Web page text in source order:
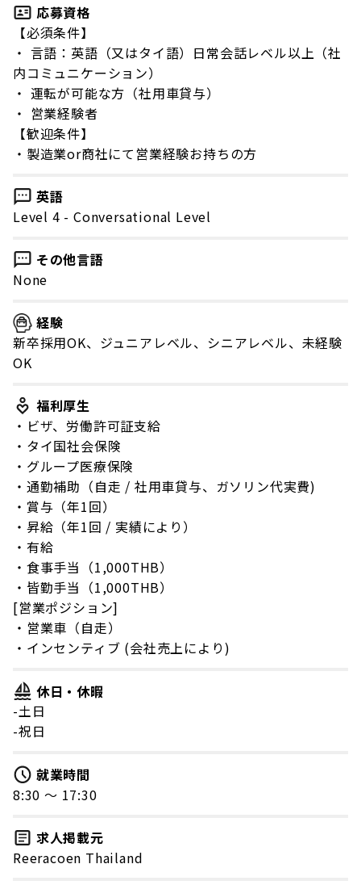
応募資格
【必須条件】
・ 言語：英語（又はタイ語）日常会話レベル以上（社
内コミュニケーション）
・ 運転が可能な方（社用車貸与）
・ 営業経験者
【歓迎条件】
・製造業or商社にて営業経験お持ちの方
英語
Level 4 - Conversational Level
その他言語
None
経験
新卒採用OK、ジュニアレベル、シニアレベル、未経験
OK
福利厚生
・ビザ、労働許可証支給
・タイ国社会保険
・グループ医療保険
・通勤補助（自走 / 社用車貸与、ガソリン代実費)
・賞与（年1回）
・昇給（年1回 / 実績により）
・有給
・食事手当（1,000THB）
・皆勤手当（1,000THB）
[営業ポジション]
・営業車（自走）
・インセンティブ (会社売上により)
休日・休暇
-土日
-祝日
就業時間
8:30 〜 17:30
求人掲載元
Reeracoen Thailand